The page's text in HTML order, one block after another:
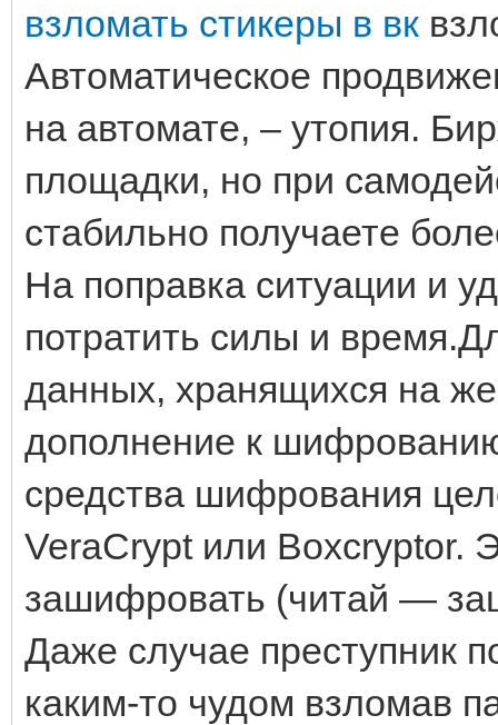
взломать стикеры в вк
Автоматическое
на автомате, – утопия.
площадки, но при
стабильно получаете
На поправка ситуации и
потратить силы и
данных, хранящихся на
дополнение к
средства шифрования
VeraCrypt или Boxcryptor.
зашифровать (читай —
Даже случае преступник
каким-то чудом взломав